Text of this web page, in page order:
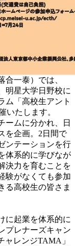
一泰）では、
明星大学日野校に
ム「高校生アント
いたします。
ームに分かれ、日
を企画。2日間で
ンテーションを行
体系的に学びなが
決力を育むことを
験がなくても参加
る高校生の皆さま
に起業を体系的に
プレナーズキャン
レンジTAMA」